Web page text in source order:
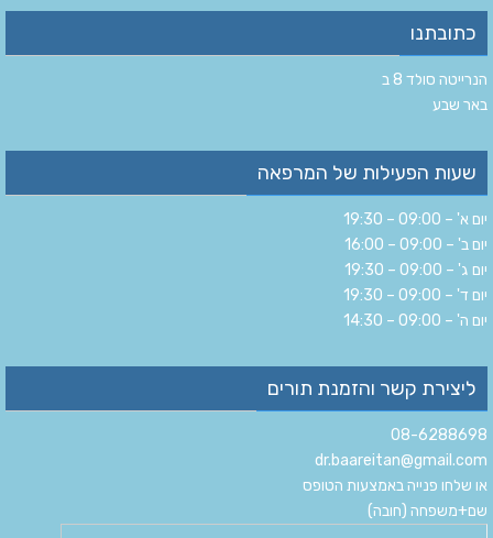
כתובתנו
הנרייטה סולד 8 ב‏
‏באר שבע‏
שעות הפעילות של המרפאה
יום א' – 09:00 – 19:30
יום ב' – 09:00 – 16:00
יום ג' – 09:00 – 19:30
יום ד' – 09:00 – 19:30
יום ה' – 09:00 – 14:30
ליצירת קשר והזמנת תורים
08-6288698
dr.baareitan@gmail.com
או שלחו פנייה באמצעות הטופס
שם+משפחה (חובה)